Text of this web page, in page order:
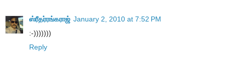
ஸ்ரீதர்ரங்கராஜ் January 2, 2010 at 7:52 PM
:-)))))))
Reply